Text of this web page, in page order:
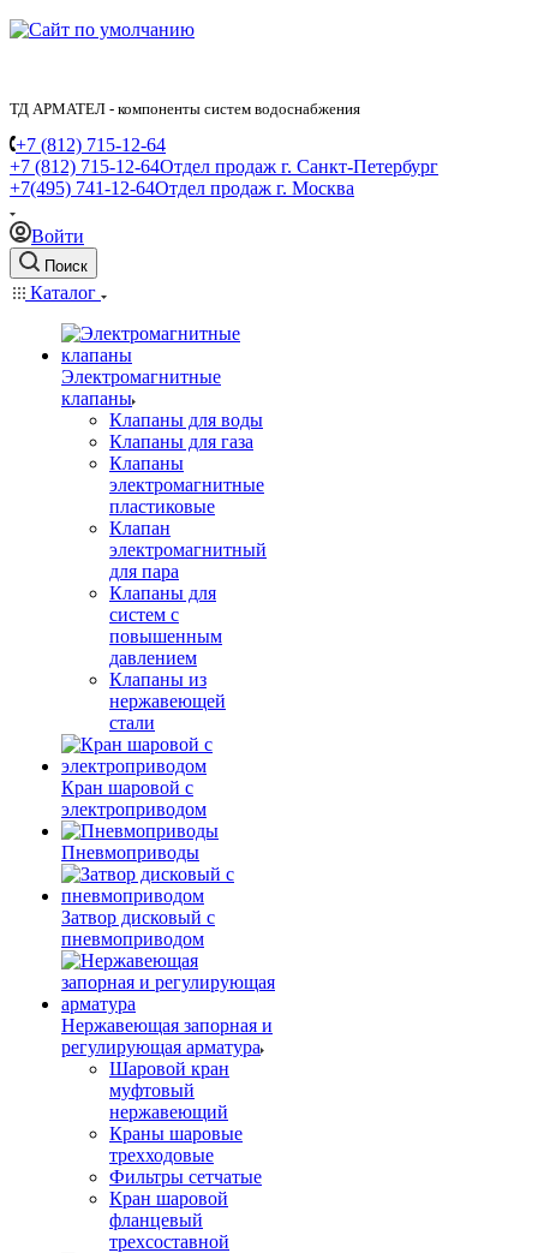
ТД АРМАТЕЛ - компоненты систем водоснабжения
+7 (812) 715-12-64
+7 (812) 715-12-64Отдел продаж г. Санкт-Петербург
+7(495) 741-12-64Отдел продаж г. Москва
Войти
Поиск
Каталог
Электромагнитные
клапаны
Клапаны для воды
Клапаны для газа
Клапаны
электромагнитные
пластиковые
Клапан
электромагнитный
для пара
Клапаны для
систем с
повышенным
давлением
Клапаны из
нержавеющей
стали
Кран шаровой с
электроприводом
Пневмоприводы
Затвор дисковый с
пневмоприводом
Нержавеющая запорная и
регулирующая арматура
Шаровой кран
муфтовый
нержавеющий
Краны шаровые
трехходовые
Фильтры сетчатые
Кран шаровой
фланцевый
трехсоставной